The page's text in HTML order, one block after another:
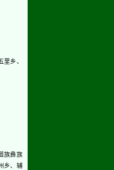
乡、
族彝族
乡、辅